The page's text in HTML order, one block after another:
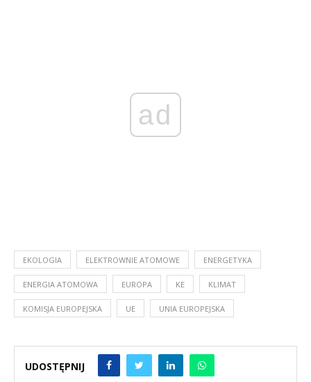
ad
EKOLOGIA ELEKTROWNIE ATOMOWE ENERGETYKA
ENERGIA ATOMOWA EUROPA KE KLIMAT
KOMISJA EUROPEJSKA UE UNIA EUROPEJSKA
UDOSTĘPNIJ